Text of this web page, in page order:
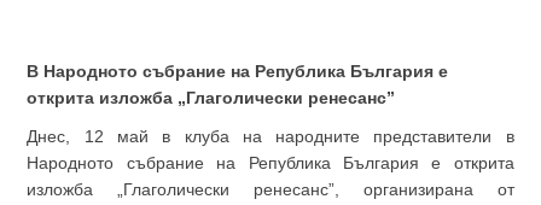
В Народното събрание на Република България е
открита изложба „Глаголически ренесанс”
Днес, 12 май в клуба на народните представители в
Народното събрание на Република България е открита
изложба „Глаголически ренесанс”, организирана от